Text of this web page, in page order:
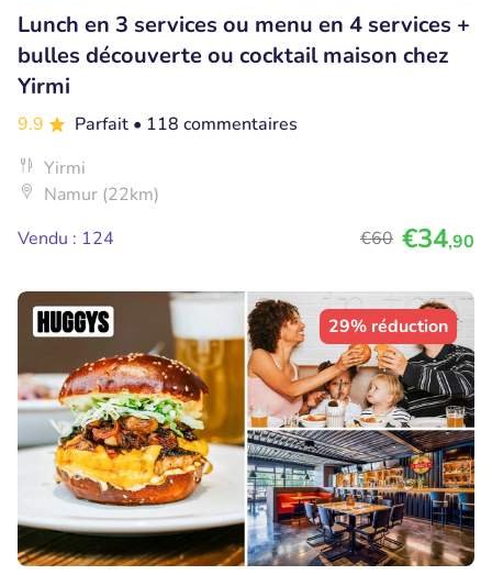
Lunch en 3 services ou menu en 4 services +
bulles découverte ou cocktail maison chez
Yirmi
9.9 Parfait • 118 commentaires
Yirmi
Namur (22km)
Vendu : 124
€60 €34,90
29% réduction